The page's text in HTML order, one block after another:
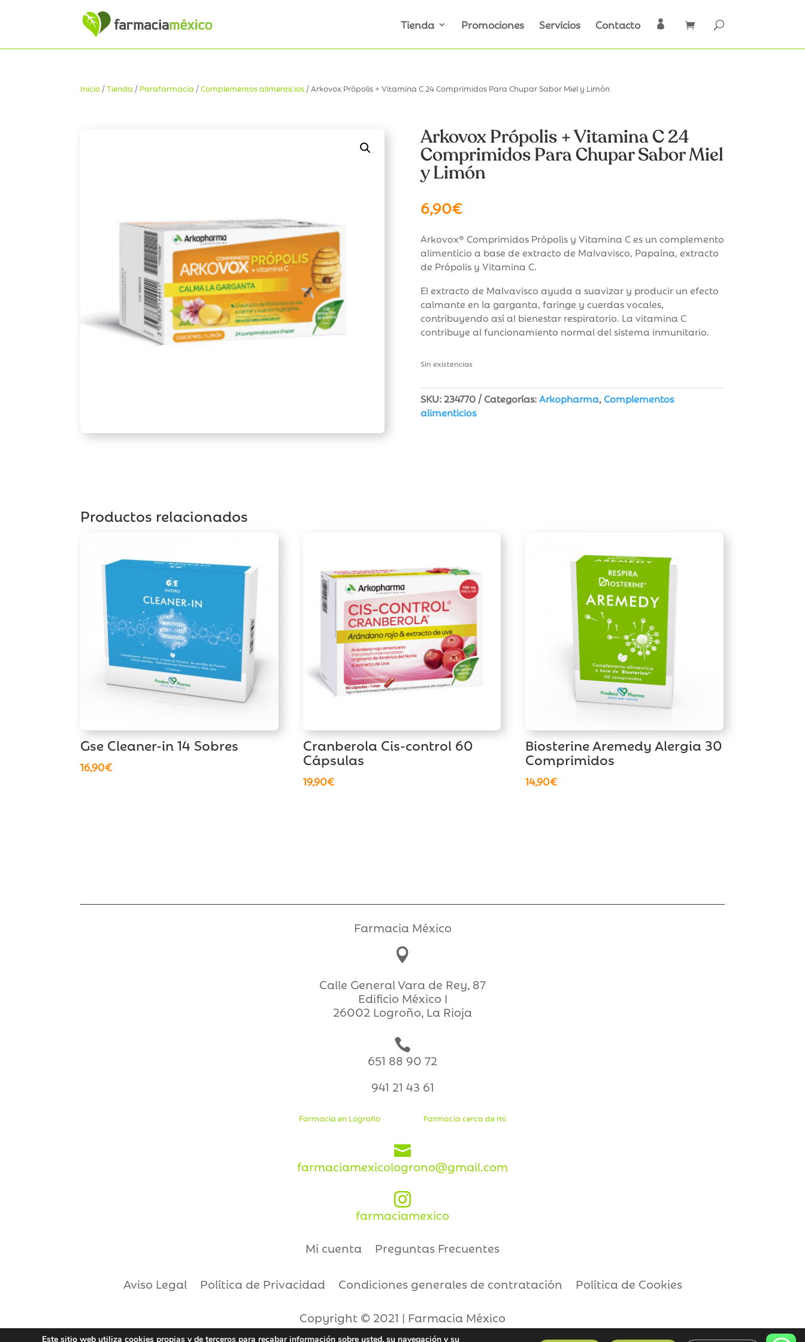
Tienda Promociones Servicios Contacto 
Inicio /Tienda / Parafarmacia /Complementos alimenticios / Arkovox Própolis + Vitamina C 24 Comprimidos Para Chupar Sabor Miel y Limón
Arkovox Própolis + Vitamina C 24
Comprimidos Para Chupar Sabor Miel
y Limón
6,90€
Arkovox® Comprimidos Própolis y Vitamina C es un complemento
alimenticio a base de extracto de Malvavisco, Papaína, extracto
de Própolis y Vitamina C.
El extracto de Malvavisco ayuda a suavizar y producir un efecto
calmante en la garganta, faringe y cuerdas vocales,
contribuyendo así al bienestar respiratorio. La vitamina C
contribuye al funcionamiento normal del sistema inmunitario.
Sin existencias
SKU:234770 Categorías:Arkopharma,Complementos
alimenticios
Productos relacionados
Gse Cleaner-in 14 Sobres
16,90€
Cranberola Cis-control 60
Cápsulas
19,90€
Biosterine Aremedy Alergia 30
Comprimidos
14,90€
Farmacia México

Calle General Vara de Rey, 87
Edificio México I
26002 Logroño, La Rioja

651 88 90 72
941 21 43 61
Farmacia en Logroño Farmacia cerca de mi

farmaciamexicologrono@gmail.com

farmaciamexico
Mi cuenta Preguntas Frecuentes
Aviso Legal Política de Privacidad Condiciones generales de contratación Política de Cookies
Copyright © 2021 | Farmacia México
Este sitio web utiliza cookies propias y de terceros para recabar información sobre usted, su navegación y su